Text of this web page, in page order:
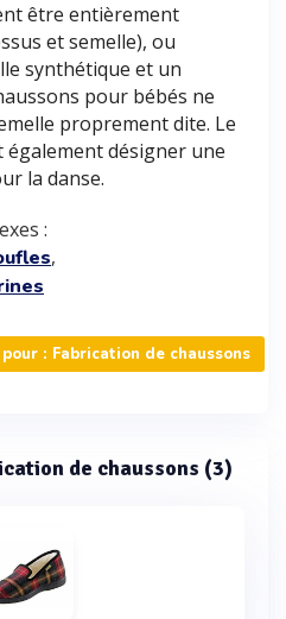
être entièrement
et semelle), ou
synthétique et un
pour bébés ne
proprement dite. Le
désigner une
la danse.
:
,
: Fabrication de chaussons
de chaussons (3)